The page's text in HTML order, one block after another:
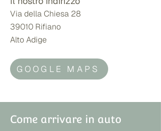
Via della Chiesa 28
39010 Rifiano
Alto Adige
GOOGLE MAPS
Come arrivare in auto